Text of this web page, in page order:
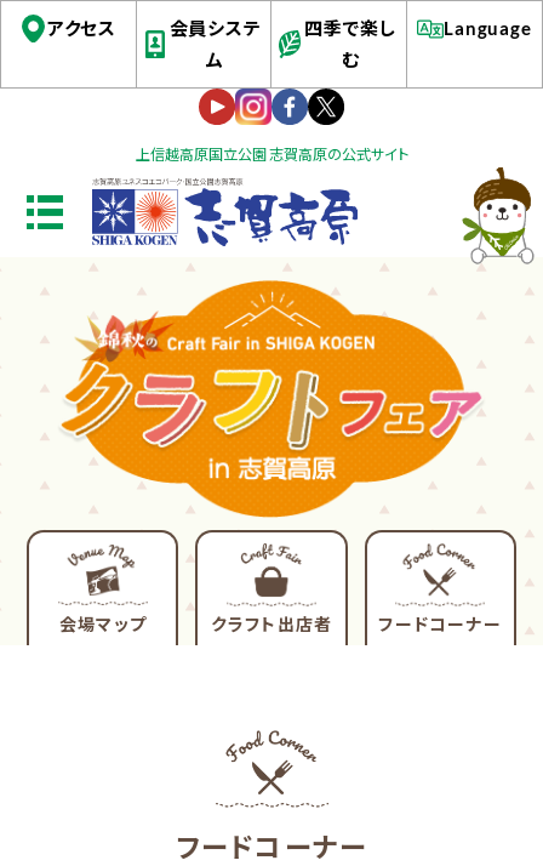
上信越高原国立公園 志賀高原の公式サイト
アクセス
会員システ
ム
四季で楽し
む
Language
会場マップ クラフト出店者 フードコーナー
フードコーナー